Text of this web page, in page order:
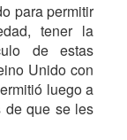
para permitir
tener la
de estas
Unido con
luego a
de que se les